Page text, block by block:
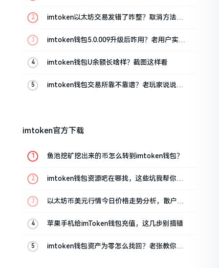
imtoken以太坊交易发错了咋整？取消方法告
imtoken钱包5.0.009升级后咋用？老用户实测
imtoken钱包U余额长啥样？截图这样看
imtoken钱包交易所靠不靠谱？老玩家说说心
imtoken官方下载
鱼池挖矿挖出来的币怎么转到imtoken钱包？
imtoken钱包资源吧在哪找，这些坑我帮你趟
以太坊币美元行情今日价格走势分析，散户如
苹果手机给imToken钱包充值，这几步别搞错
imtoken钱包资产为零怎么找回？老张教你几